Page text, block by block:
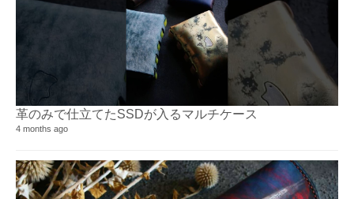
革のみで仕立てたSSDが入るマルチケース
4 months ago